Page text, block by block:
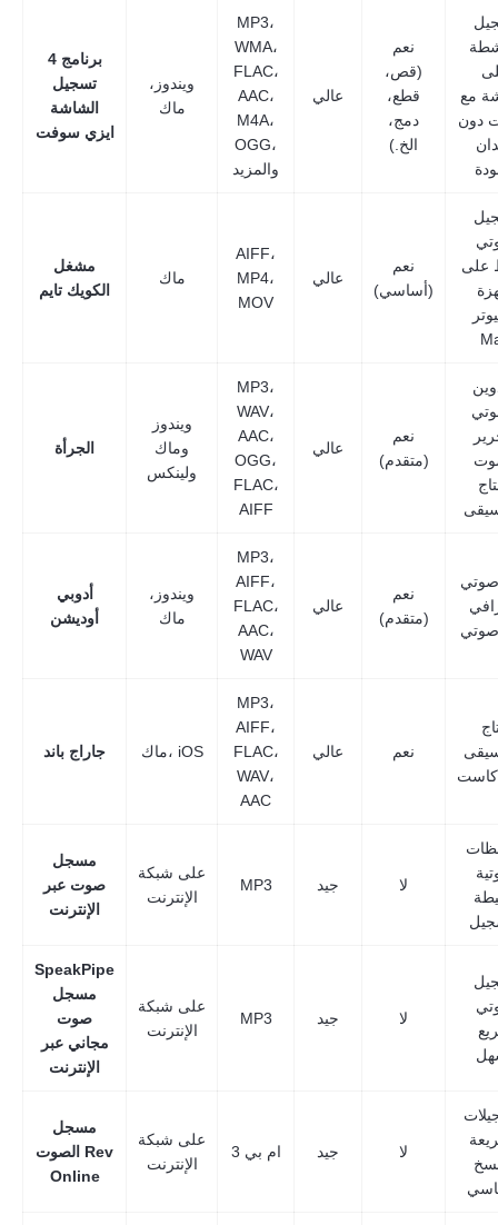
4 برنامج
تسجيل
الشاشة
ايزي سوفت
ويندوز،
ماك
MP3،
WMA،
FLAC،
AAC،
M4A،
OGG،
والمزيد
عالي
نعم
(قص،
قطع،
دمج،
الخ.)
مع
دون
مشغل
الكويك تايم
ماك
AIFF،
MP4،
MOV
عالي
نعم
(أساسي)
على
الجرأة
ويندوز
وماك
ولينكس
MP3،
WAV،
AAC،
OGG،
FLAC،
AIFF
عالي
نعم
(متقدم)
أدوبي
أوديشن
ويندوز،
ماك
MP3،
AIFF،
FLAC،
AAC،
WAV
عالي
نعم
(متقدم)
صوتي
جاراج باند ماك، iOS
MP3،
AIFF،
FLAC،
WAV،
AAC
عالي نعم
مسجل
صوت عبر
الإنترنت
على شبكة
الإنترنت
MP3 جيد لا
SpeakPipe
مسجل
صوت
مجاني عبر
الإنترنت
على شبكة
الإنترنت
MP3 جيد لا
مسجل
الصوت Rev
Online
على شبكة
الإنترنت
ام بي 3 جيد لا